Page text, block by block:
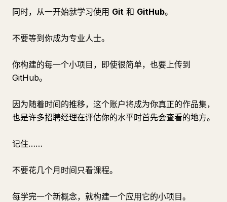
同时，从一开始就学习使用 Git 和 GitHub。
不要等到你成为专业人士。
你构建的每一个小项目，即使很简单，也要上传到
GitHub。
因为随着时间的推移，这个账户将成为你真正的作品集，
也是许多招聘经理在评估你的水平时首先会查看的地方。
记住……
不要花几个月时间只看课程。
每学完一个新概念，就构建一个应用它的小项目。